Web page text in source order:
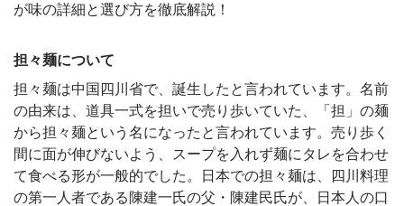
が味の詳細と選び方を徹底解説！
担々麺について
担々麺は中国四川省で、誕生したと言われています。名前
の由来は、道具一式を担いで売り歩いていた、「担」の麺
から担々麺という名になったと言われています。売り歩く
間に面が伸びないよう、スープを入れず麺にタレを合わせ
て食べる形が一般的でした。日本での担々麺は、四川料理
の第一人者である陳建一氏の父・陳建民氏が、日本人の口